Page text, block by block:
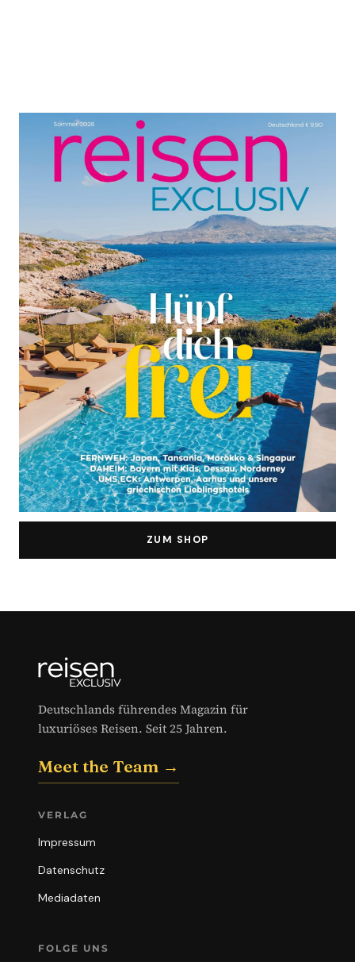
ZUM SHOP
Deutschlands führendes Magazin für
luxuriöses Reisen. Seit 25 Jahren.
Meet the Team →
VERLAG
Impressum
Datenschutz
Mediadaten
FOLGE UNS